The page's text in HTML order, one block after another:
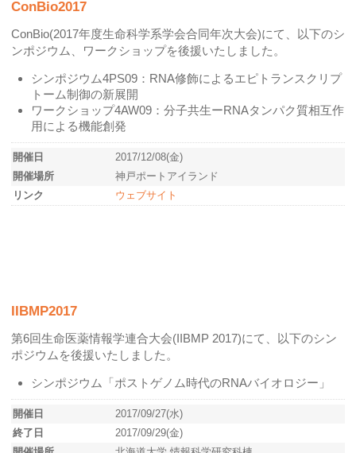
ConBio2017
ConBio(2017年度生命科学系学会合同年次大会)にて、以下のシ
ンポジウム、ワークショップを後援いたしました。
シンポジウム4PS09：RNA修飾によるエピトランスクリプ
トーム制御の新展開
ワークショップ4AW09：分子共生ーRNAタンパク質相互作
用による機能創発
開催日
2017/12/08(金)
開催場所
神戸ポートアイランド
リンク
ウェブサイト
IIBMP2017
第6回生命医薬情報学連合大会(IIBMP 2017)にて、以下のシン
ポジウムを後援いたしました。
シンポジウム「ポストゲノム時代のRNAバイオロジー」
開催日
2017/09/27(水)
終了日
2017/09/29(金)